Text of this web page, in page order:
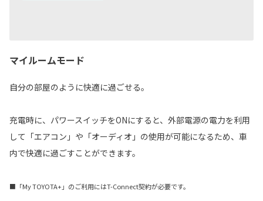
マイルームモード
自分の部屋のように快適に過ごせる。
充電時に、パワースイッチをONにすると、外部電源の電力を利用
して「エアコン」や「オーディオ」の使用が可能になるため、車
内で快適に過ごすことができます。
■「My TOYOTA+」のご利用にはT-Connect契約が必要です。